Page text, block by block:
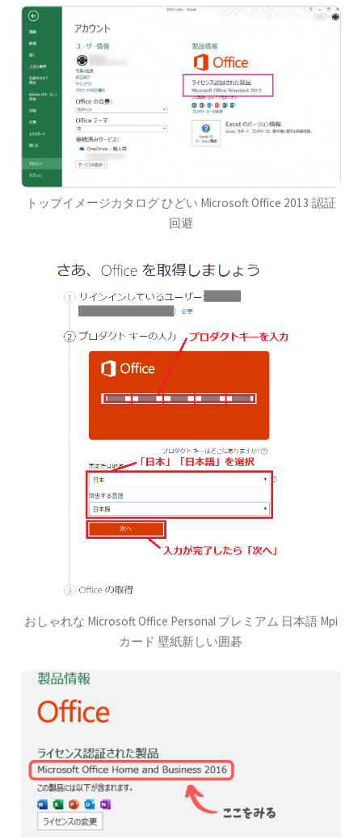
トップイメージカタログ ひどい Microsoft Office 2013 認証
回避
おしゃれな Microsoft Office Personal プレミアム 日本語 Mpi
カード 壁紙新しい囲碁